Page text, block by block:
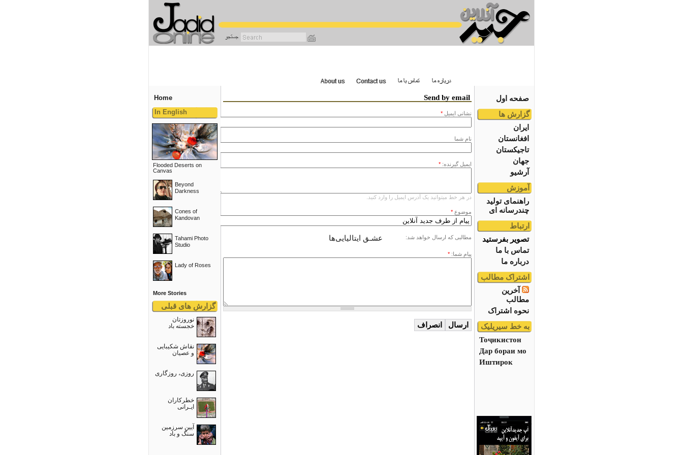
صفحه اول
گزارش ها
ایران
افغانستان
تاجیکستان
جهان
آرشیو
آموزش
راهنمای تولید
چندرسانه ای
ارتباط
تصویر بفرستید
تماس با ما
درباره ما
اشتراک مطالب
آخرین
مطالب
نحوه اشتراک
به خط سیریلیک
Тоҷикистон
Дар бораи мо
Иштирок
Home
In English
Flooded Deserts on
Canvas
Beyond
Darkness
Cones of
Kandovan
Tahami Photo
Studio
Lady of Roses
More Stories
گزارش های قبلی
نوروزتان
خجسته باد
نقاش شکیبایی
و عصيان
روزی، روزگاری
خطرکاران
ایـرانی
آیین سرزمین
سنگ و باد
Send by email
نشانى ايميل *
نام شما
ایمیل گیرنده: *
در هر خط میتوانید یک آدرس ایمیل را وارد کنید.
موضوع *
مطالبی که ارسال خواهد شد: عشـق ایتالیایی‌ها
پیام شما: *